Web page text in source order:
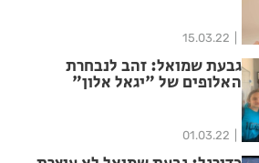
15.03.22
גבעת שמואל: זהב לנבחרת
האלופים של "יגאל אלון"
01.03.22